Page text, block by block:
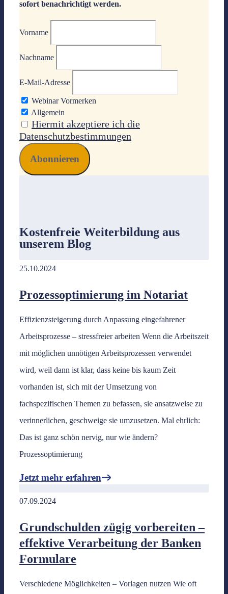
sofort benachrichtigt werden.
Vorname
Nachname
E-Mail-Adresse
Webinar Vormerken
Allgemein
Hiermit akzeptiere ich die
Datenschutzbestimmungen
Kostenfreie Weiterbildung aus
unserem Blog
25.10.2024
Prozessoptimierung im Notariat
Effizienzsteigerung durch Anpassung eingefahrener
Arbeitsprozesse – stressfreier arbeiten Wenn die Arbeitszeit
mit möglichen unnötigen Arbeitsprozessen verwendet
wird, weil dann ist klar, dass keine bis kaum Zeit
vorhanden ist, sich mit der Umsetzung von
fachspezifischen Themen zu befassen, sie ansatzweise zu
verinnerlichen, geschweige sie umzusetzen. Mal ehrlich:
Das ist ganz schön nervig, nur wie ändern?
Prozessoptimierung
Jetzt mehr erfahren
07.09.2024
Grundschulden zügig vorbereiten –
effektive Verarbeitung der Banken
Formulare
Verschiedene Möglichkeiten – Vorlagen nutzen Wie oft